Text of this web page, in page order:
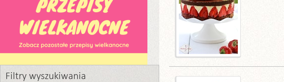
Filtry wyszukiwania